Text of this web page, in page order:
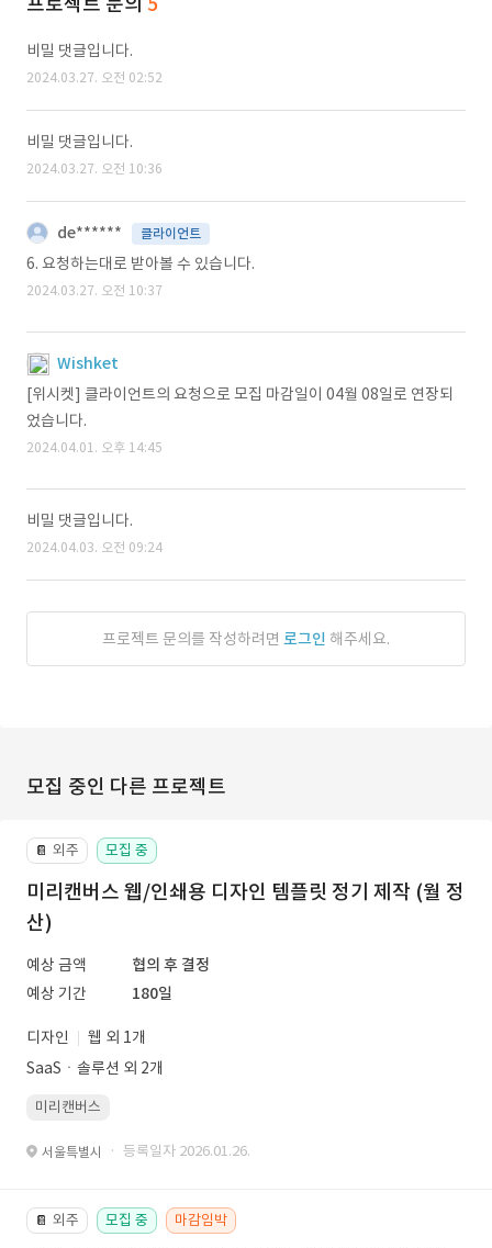
비밀 댓글입니다.
2024.03.27. 오전 02:52
비밀 댓글입니다.
2024.03.27. 오전 10:36
de****** 클라이언트
6. 요청하는대로 받아볼 수 있습니다.
2024.03.27. 오전 10:37
Wishket
[위시켓] 클라이언트의 요청으로 모집 마감일이 04월 08일로 연장되
었습니다.
2024.04.01. 오후 14:45
비밀 댓글입니다.
2024.04.03. 오전 09:24
프로젝트 문의를 작성하려면 로그인 해주세요.
모집 중인 다른 프로젝트
📔 외주 모집 중
미리캔버스 웹/인쇄용 디자인 템플릿 정기 제작 (월 정
산)
예상 금액
협의 후 결정
예상 기간
180일
디자인
웹 외 1개
SaaSㆍ솔루션 외 2개
미리캔버스
서울특별시 · 등록일자 2026.01.26.
📔 외주 모집 중 마감임박